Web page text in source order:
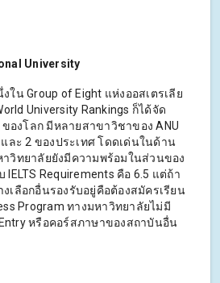
University
ใน Group of Eight แห่งออสเตรเลีย
University Rankings ก็ได้จัด
ของโลก มีหลายสาขาวิชาของ ANU
ละ 2 ของประเทศ โดดเด่นในด้าน
าวิทยาลัยยังมีความพร้อมในส่วนของ
Requirements คือ 6.5 แต่ถ้า
เลือกอื่นรองรับอยู่คือต้องสมัครเรียน
Program ทางมหาวิทยาลัยไม่มี
หรือคอร์สภาษาของสถาบันอื่น